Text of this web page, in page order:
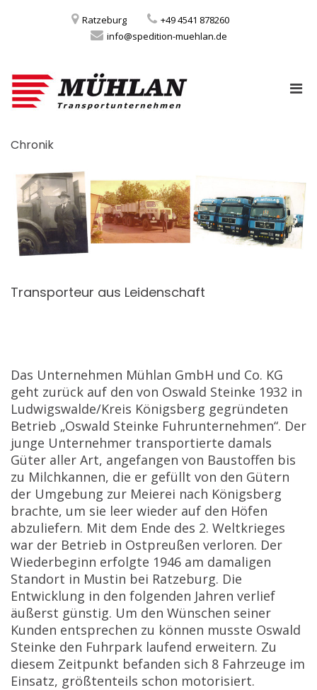
to
Ratzeburg
+49 4541 878260
info@spedition-muehlan.de
Chronik
Transporteur aus Leidenschaft
Das Unternehmen Mühlan GmbH und Co. KG
geht zurück auf den von Oswald Steinke 1932 in
Ludwigswalde/Kreis Königsberg gegründeten
Betrieb „Oswald Steinke Fuhrunternehmen“. Der
junge Unternehmer transportierte damals
Güter aller Art, angefangen von Baustoffen bis
zu Milchkannen, die er gefüllt von den Gütern
der Umgebung zur Meierei nach Königsberg
brachte, um sie leer wieder auf den Höfen
abzuliefern. Mit dem Ende des 2. Weltkrieges
war der Betrieb in Ostpreußen verloren. Der
Wiederbeginn erfolgte 1946 am damaligen
Standort in Mustin bei Ratzeburg. Die
Entwicklung in den folgenden Jahren verlief
äußerst günstig. Um den Wünschen seiner
Kunden entsprechen zu können musste Oswald
Steinke den Fuhrpark laufend erweitern. Zu
diesem Zeitpunkt befanden sich 8 Fahrzeuge im
Einsatz, größtenteils schon motorisiert.